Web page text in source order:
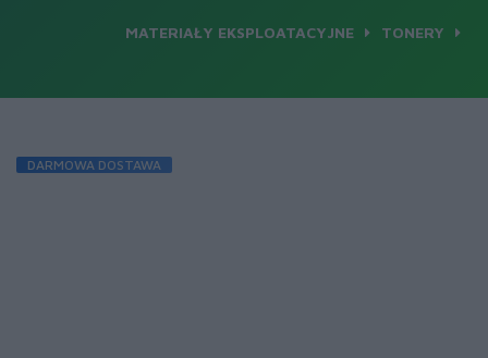
MATERIAŁY EKSPLOATACYJNE TONERY
DARMOWA DOSTAWA